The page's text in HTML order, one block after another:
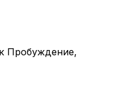
Пробуждение,